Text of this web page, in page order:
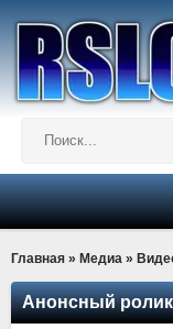
Главная » Медиа »
Анонсный